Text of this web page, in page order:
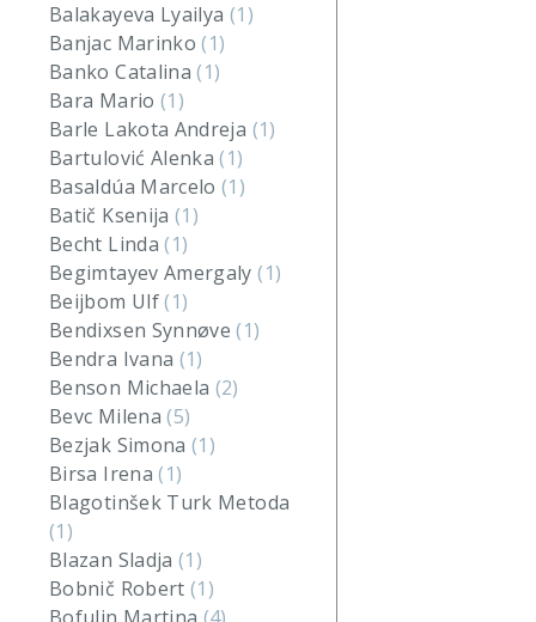
Balakayeva Lyailya (1)
Banjac Marinko(1)
Banko Catalina(1)
Bara Mario (1)
Barle Lakota Andreja (1)
Bartulović Alenka(1)
Basaldúa Marcelo(1)
Batič Ksenija(1)
Becht Linda(1)
Begimtayev Amergaly(1)
Beijbom Ulf(1)
Bendixsen Synnøve(1)
Bendra Ivana (1)
Benson Michaela (2)
Bevc Milena(5)
Bezjak Simona(1)
Birsa Irena(1)
Blagotinšek Turk Metoda
(1)
Blazan Sladja(1)
Bobnič Robert(1)